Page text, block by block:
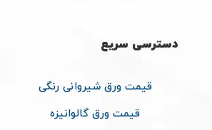
دسترسی سریع
قیمت ورق شیروانی رنگی
قیمت ورق گالوانیزه